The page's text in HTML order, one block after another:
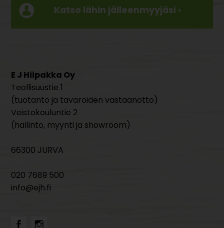
Katso lähin jälleenmyyjäsi ›
E J Hiipakka Oy
Teollisuustie 1
(tuotanto ja tavaroiden vastaanotto)
Veistokouluntie 2
(hallinto, myynti ja showroom)
66300 JURVA
020 7689 500
info@ejh.fi